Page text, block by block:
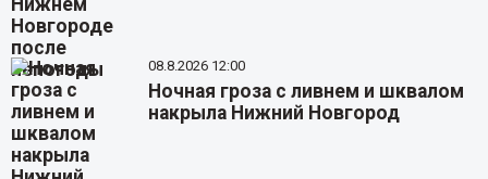
08.8.2026 12:00
Ночная гроза с ливнем и шквалом
накрыла Нижний Новгород